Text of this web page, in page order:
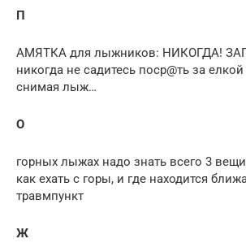
П
АМЯТКА для лыжников: НИКОГДА!
никогда не садитесь поср@ть за
снимая лыж…
О
горных лыжах надо знать всего 3
как ехать с горы, и где находится
травмпункт
Ж